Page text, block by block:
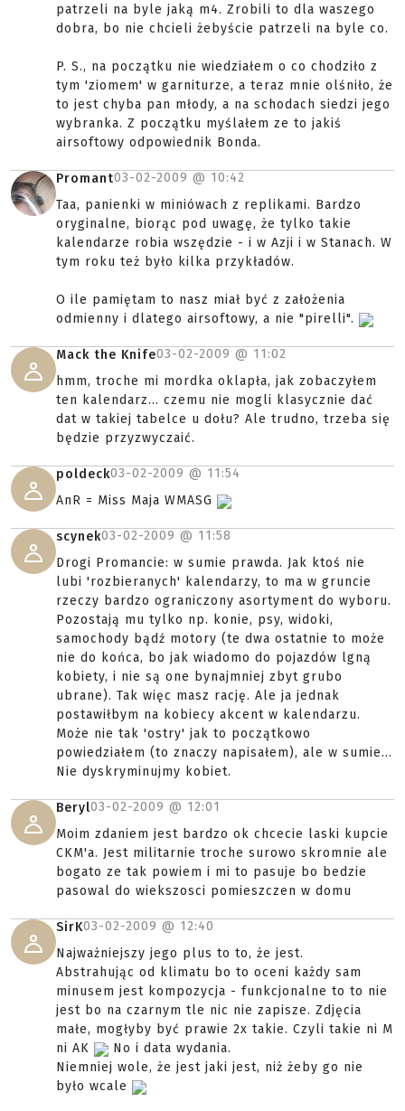
patrzeli na byle jaką m4. Zrobili to dla waszego
dobra, bo nie chcieli żebyście patrzeli na byle co.
P. S., na początku nie wiedziałem o co chodziło z
tym 'ziomem' w garniturze, a teraz mnie olśniło, że
to jest chyba pan młody, a na schodach siedzi jego
wybranka. Z początku myślałem ze to jakiś
airsoftowy odpowiednik Bonda.
Promant03-02-2009 @ 10:42
Taa, panienki w miniówach z replikami. Bardzo
oryginalne, biorąc pod uwagę, że tylko takie
kalendarze robia wszędzie - i w Azji i w Stanach. W
tym roku też było kilka przykładów.
O ile pamiętam to nasz miał być z założenia
odmienny i dlatego airsoftowy, a nie "pirelli".
Mack the Knife03-02-2009 @ 11:02
hmm, troche mi mordka oklapła, jak zobaczyłem
ten kalendarz... czemu nie mogli klasycznie dać
dat w takiej tabelce u dołu? Ale trudno, trzeba się
będzie przyzwyczaić.
poldeck03-02-2009 @ 11:54
AnR = Miss Maja WMASG
scynek03-02-2009 @ 11:58
Drogi Promancie: w sumie prawda. Jak ktoś nie
lubi 'rozbieranych' kalendarzy, to ma w gruncie
rzeczy bardzo ograniczony asortyment do wyboru.
Pozostają mu tylko np. konie, psy, widoki,
samochody bądź motory (te dwa ostatnie to może
nie do końca, bo jak wiadomo do pojazdów lgną
kobiety, i nie są one bynajmniej zbyt grubo
ubrane). Tak więc masz rację. Ale ja jednak
postawiłbym na kobiecy akcent w kalendarzu.
Może nie tak 'ostry' jak to początkowo
powiedziałem (to znaczy napisałem), ale w sumie...
Nie dyskryminujmy kobiet.
Beryl03-02-2009 @ 12:01
Moim zdaniem jest bardzo ok chcecie laski kupcie
CKM'a. Jest militarnie troche surowo skromnie ale
bogato ze tak powiem i mi to pasuje bo bedzie
pasowal do wiekszosci pomieszczen w domu
SirK03-02-2009 @ 12:40
Najważniejszy jego plus to to, że jest.
Abstrahując od klimatu bo to oceni każdy sam
minusem jest kompozycja - funkcjonalne to to nie
jest bo na czarnym tle nic nie zapisze. Zdjęcia
małe, mogłyby być prawie 2x takie. Czyli takie ni M
ni AK
No i data wydania.
Niemniej wole, że jest jaki jest, niż żeby go nie
było wcale